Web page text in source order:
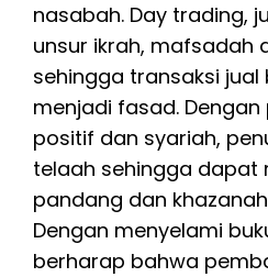
nasabah. Day trading,
unsur ikrah, mafsadah
sehingga transaksi jual
menjadi fasad.
positif dan syariah,
telaah sehingga dapat
pandang dan
Dengan menyelami
berharap bahwa